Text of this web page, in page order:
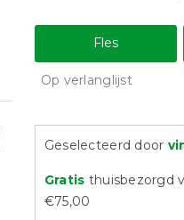
Fles
Op verlanglijst
Geselecteerd door
Gratis thuisbezorgd
€75,00